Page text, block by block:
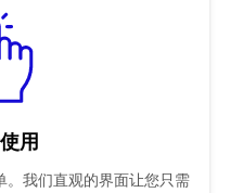
用
。我们直观的界面让您只需